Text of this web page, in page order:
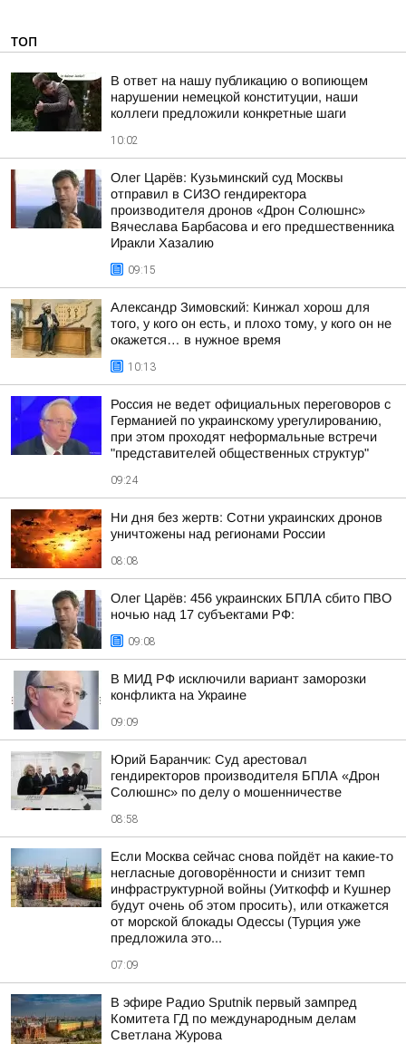
ТОП
В ответ на нашу публикацию о вопиющем
нарушении немецкой конституции, наши
коллеги предложили конкретные шаги
10:02
Олег Царёв: Кузьминский суд Москвы
отправил в СИЗО гендиректора
производителя дронов «Дрон Солюшнс»
Вячеслава Барбасова и его предшественника
Иракли Хазалию
09:15
Александр Зимовский: Кинжал хорош для
того, у кого он есть, и плохо тому, у кого он не
окажется… в нужное время
10:13
Россия не ведет официальных переговоров с
Германией по украинскому урегулированию,
при этом проходят неформальные встречи
"представителей общественных структур"
09:24
Ни дня без жертв: Сотни украинских дронов
уничтожены над регионами России
08:08
Олег Царёв: 456 украинских БПЛА сбито ПВО
ночью над 17 субъектами РФ:
09:08
В МИД РФ исключили вариант заморозки
конфликта на Украине
09:09
Юрий Баранчик: Суд арестовал
гендиректоров производителя БПЛА «Дрон
Солюшнс» по делу о мошенничестве
08:58
Если Москва сейчас снова пойдёт на какие-то
негласные договорённости и снизит темп
инфраструктурной войны (Уиткофф и Кушнер
будут очень об этом просить), или откажется
от морской блокады Одессы (Турция уже
предложила это...
07:09
В эфире Радио Sputnik первый зампред
Комитета ГД по международным делам
Светлана Журова